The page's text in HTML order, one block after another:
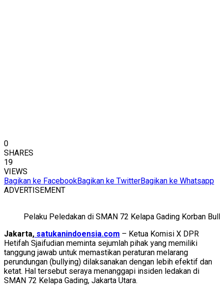
0
SHARES
19
VIEWS
Bagikan ke FacebookBagikan ke TwitterBagikan ke Whatsapp
ADVERTISEMENT
Pelaku Peledakan di SMAN 72 Kelapa Gading Korban
Jakarta, satukanindoensia.com – Ketua Komisi X DPR
Hetifah Sjaifudian meminta sejumlah pihak yang memiliki
tanggung jawab untuk memastikan peraturan melarang
perundungan (bullying) dilaksanakan dengan lebih efektif dan
ketat. Hal tersebut seraya menanggapi insiden ledakan di
SMAN 72 Kelapa Gading, Jakarta Utara.